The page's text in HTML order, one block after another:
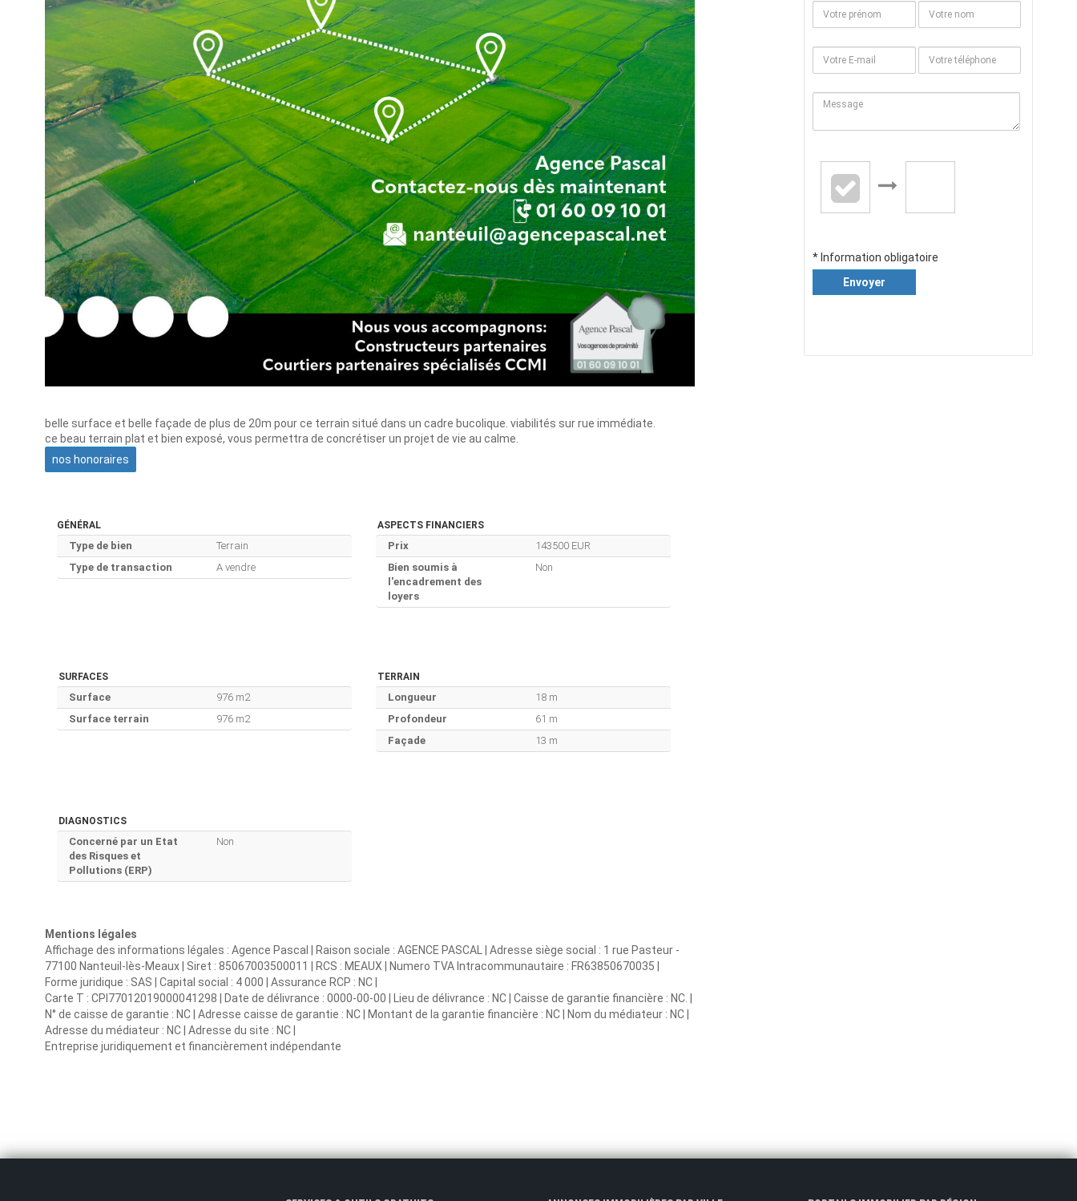
belle surface et belle façade de plus de 20m pour ce terrain situé dans un cadre bucolique. viabilités sur rue immédiate.
ce beau terrain plat et bien exposé, vous permettra de concrétiser un projet de vie au calme.
nos honoraires
GÉNÉRAL
Type de bien
Terrain
Type de transaction
A vendre
ASPECTS FINANCIERS
Prix
143500 EUR
Bien soumis à
l'encadrement des
loyers
Non
SURFACES
Surface
976 m2
Surface terrain
976 m2
TERRAIN
Longueur
18 m
Profondeur
61 m
Façade
13 m
DIAGNOSTICS
Concerné par un Etat
des Risques et
Pollutions (ERP)
Non
Mentions légales
Affichage des informations légales : Agence Pascal | Raison sociale : AGENCE PASCAL | Adresse siège social : 1 rue Pasteur -
77100 Nanteuil-lès-Meaux | Siret : 85067003500011 | RCS : MEAUX | Numero TVA Intracommunautaire : FR63850670035 |
Forme juridique : SAS | Capital social : 4 000 | Assurance RCP : NC |
Carte T : CPI77012019000041298 | Date de délivrance : 0000-00-00 | Lieu de délivrance : NC | Caisse de garantie financière : NC. |
N° de caisse de garantie : NC | Adresse caisse de garantie : NC | Montant de la garantie financière : NC | Nom du médiateur : NC |
Adresse du médiateur : NC | Adresse du site : NC |
Entreprise juridiquement et financièrement indépendante
* Information obligatoire
Envoyer